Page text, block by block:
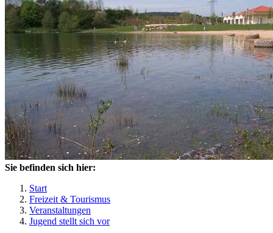
Sie befinden sich hier:
Start
Freizeit & Tourismus
Veranstaltungen
Jugend stellt sich vor